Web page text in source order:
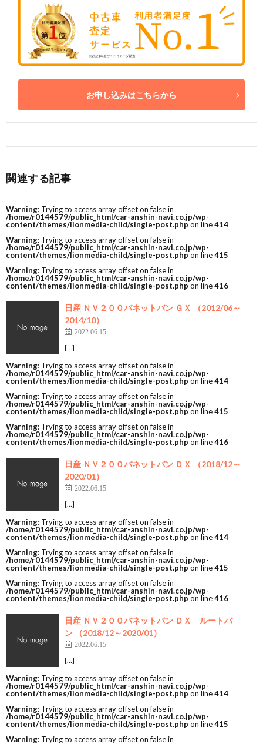
お申し込みはこちらから
関連する記事
Warning: Trying to access array offset on false in
/home/r0144579/public_html/car-anshin-navi.co.jp/wp-
content/themes/lionmedia-child/single-post.php on line414
Warning: Trying to access array offset on false in
/home/r0144579/public_html/car-anshin-navi.co.jp/wp-
content/themes/lionmedia-child/single-post.php on line415
Warning: Trying to access array offset on false in
/home/r0144579/public_html/car-anshin-navi.co.jp/wp-
content/themes/lionmedia-child/single-post.php on line416
日産 ＮＶ２００バネットバン ＧＸ （2012/06～
2014/10）
2022.06.15
[…]
Warning: Trying to access array offset on false in
/home/r0144579/public_html/car-anshin-navi.co.jp/wp-
content/themes/lionmedia-child/single-post.php on line414
Warning: Trying to access array offset on false in
/home/r0144579/public_html/car-anshin-navi.co.jp/wp-
content/themes/lionmedia-child/single-post.php on line415
Warning: Trying to access array offset on false in
/home/r0144579/public_html/car-anshin-navi.co.jp/wp-
content/themes/lionmedia-child/single-post.php on line416
日産 ＮＶ２００バネットバン ＤＸ （2018/12～
2020/01）
2022.06.15
[…]
Warning: Trying to access array offset on false in
/home/r0144579/public_html/car-anshin-navi.co.jp/wp-
content/themes/lionmedia-child/single-post.php on line414
Warning: Trying to access array offset on false in
/home/r0144579/public_html/car-anshin-navi.co.jp/wp-
content/themes/lionmedia-child/single-post.php on line415
Warning: Trying to access array offset on false in
/home/r0144579/public_html/car-anshin-navi.co.jp/wp-
content/themes/lionmedia-child/single-post.php on line416
日産 ＮＶ２００バネットバン ＤＸ ルートバ
ン （2018/12～2020/01）
2022.06.15
[…]
Warning: Trying to access array offset on false in
/home/r0144579/public_html/car-anshin-navi.co.jp/wp-
content/themes/lionmedia-child/single-post.php on line414
Warning: Trying to access array offset on false in
/home/r0144579/public_html/car-anshin-navi.co.jp/wp-
content/themes/lionmedia-child/single-post.php on line415
Warning: Trying to access array offset on false in